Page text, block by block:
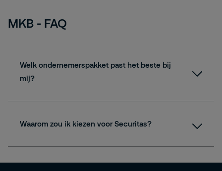
MKB - FAQ
Welk ondernemerspakket past het beste bij
mij?
Waarom zou ik kiezen voor Securitas?